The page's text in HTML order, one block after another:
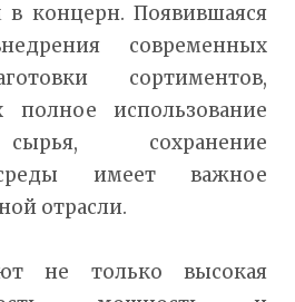
концерн. Появившаяся
современных
сортиментов,
полное использование
сохранение
имеет важное
отрасли.
не только высокая